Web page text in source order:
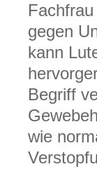
gegen
kann
Begriff
wie